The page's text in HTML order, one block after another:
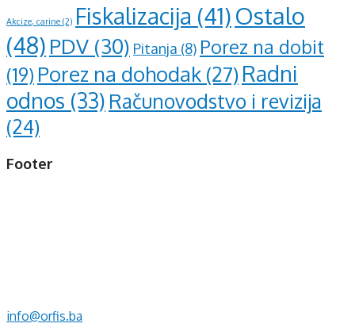
Akcize, carine (2) Fiskalizacija (41)Ostalo
(48) PDV (30) Pitanja (8) Porez na dobit
(19) Porez na dohodak (27)Radni
odnos (33) Računovodstvo i revizija
(24)
Footer
info@orfis.ba